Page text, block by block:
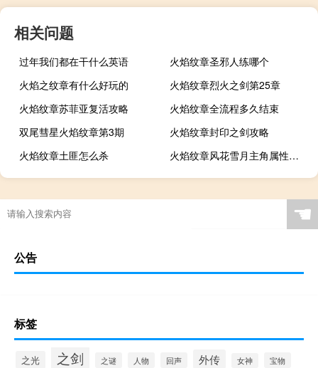
相关问题
过年我们都在干什么英语
火焰纹章圣邪人练哪个
火焰之纹章有什么好玩的
火焰纹章烈火之剑第25章
火焰纹章苏菲亚复活攻略
火焰纹章全流程多久结束
双尾彗星火焰纹章第3期
火焰纹章封印之剑攻略
火焰纹章土匪怎么杀
火焰纹章风花雪月主角属性继承
☚
公告
标签
之光 之剑 之谜 人物 回声 外传 女神 宝物